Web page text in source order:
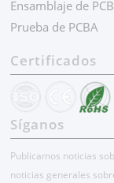
Ensamblaje de
Prueba de PCBA
Certificados
Síganos
Publicamos noticias
noticias generales